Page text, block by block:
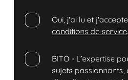
Oui, j'ai lu et
conditions de service
BITO - L’expertise
sujets passionnants,